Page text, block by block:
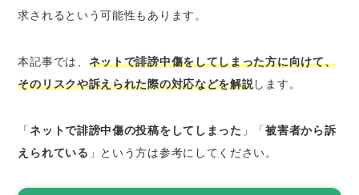
被害者に刑事告訴や損害賠償請求をされる可
違法性のある誹謗中傷の内容とは
ネット誹謗中傷で被害者から訴えられた場合
刑事的対応｜刑事告訴
求されるという可能性もあります。
本記事では、 ネットで誹謗中傷をしてしまった方に向けて、
そのリスクや訴えられた際の対応などを解説します。
「ネットで誹謗中傷の投稿をしてしまった 」「被害者から訴
えられている 」という方は参考にしてください。